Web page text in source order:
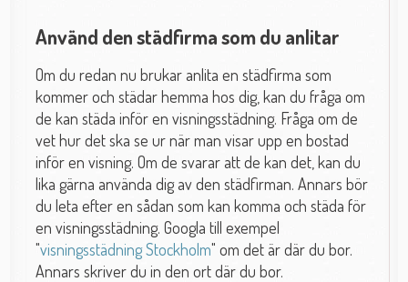
Använd den städfirma som du anlitar
Om du redan nu brukar anlita en städfirma som
kommer och städar hemma hos dig, kan du fråga om
de kan städa inför en visningsstädning. Fråga om de
vet hur det ska se ur när man visar upp en bostad
inför en visning. Om de svarar att de kan det, kan du
lika gärna använda dig av den städfirman. Annars bör
du leta efter en sådan som kan komma och städa för
en visningsstädning. Googla till exempel
"visningsstädning Stockholm" om det är där du bor.
Annars skriver du in den ort där du bor.